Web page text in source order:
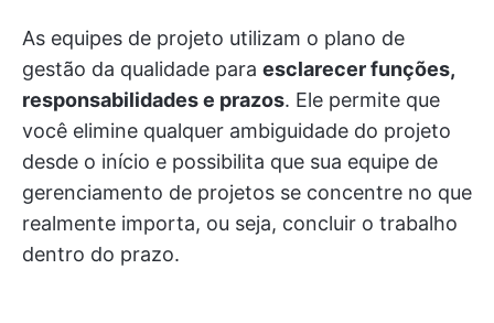
As equipes de projeto utilizam o plano de
gestão da qualidade para esclarecer funções,
responsabilidades e prazos. Ele permite que
você elimine qualquer ambiguidade do projeto
desde o início e possibilita que sua equipe de
gerenciamento de projetos se concentre no que
realmente importa, ou seja, concluir o trabalho
dentro do prazo.